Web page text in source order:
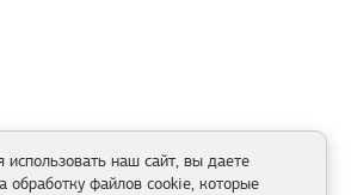
использовать наш сайт, вы даете
обработку файлов cookie, которые